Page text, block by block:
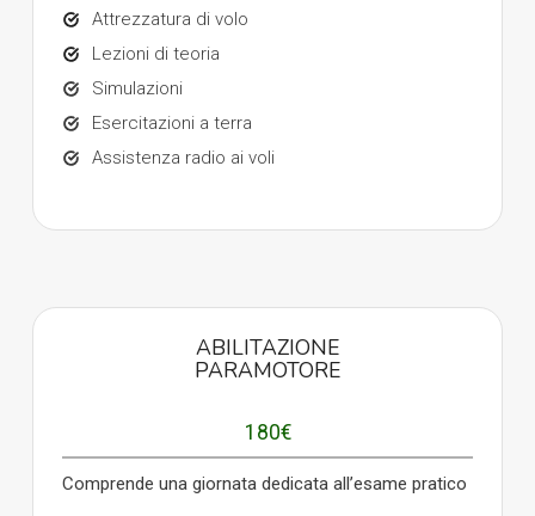
Attrezzatura di volo
Lezioni di teoria
Simulazioni
Esercitazioni a terra
Assistenza radio ai voli
ABILITAZIONE
PARAMOTORE
180€
Comprende una giornata dedicata allʼesame pratico